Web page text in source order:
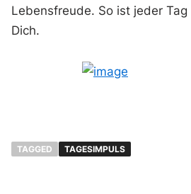
Lebensfreude. So ist jeder
Dich.
TAGGED TAGESIMPULS